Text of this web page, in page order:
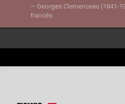
Georges Clemenceau (1841-
francés.